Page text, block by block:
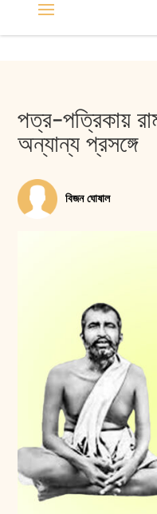
পত্র-পত্রিকায়
অন্যান্য প্রসঙ্গে
বিজন ঘোষাল